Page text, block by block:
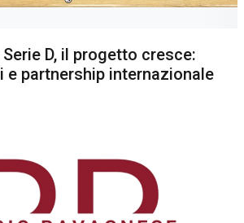
D, il progetto cresce:
e partnership internazionale